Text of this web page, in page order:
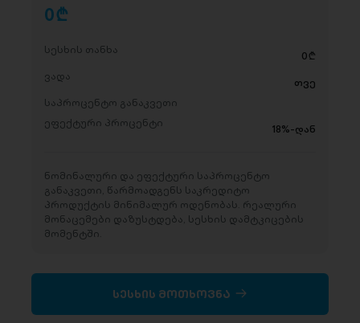
0D
სესხის თანხა 0 D
ვადა
თვე
საპროცენტო განაკვეთი
ეფექტური პროცენტი
18%-დან
ნომინალური და ეფექტური საპროცენტო
განაკვეთი, წარმოადგენს საკრედიტო
პროდუქტის მინიმალურ ოდენობას. რეალური
მონაცემები დაზუსტდება, სესხის დამტკიცების
მომენტში.
სესხის მოთხოვნა